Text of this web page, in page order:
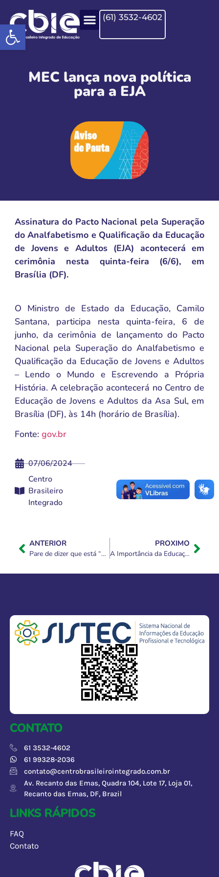
Open toolbar
(61) 3532-4602
MEC lança nova política
para a EJA
Assinatura do Pacto Nacional pela Superação
do Analfabetismo e Qualificação da Educação
de Jovens e Adultos (EJA) acontecerá em
cerimônia nesta quinta-feira (6/6), em
Brasília (DF).
O Ministro de Estado da Educação, Camilo
Santana, participa nesta quinta-feira, 6 de
junho, da cerimônia de lançamento do Pacto
Nacional pela Superação do Analfabetismo e
Qualificação da Educação de Jovens e Adultos
– Lendo o Mundo e Escrevendo a Própria
História. A celebração acontecerá no Centro de
Educação de Jovens e Adultos da Asa Sul, em
Brasília (DF), às 14h (horário de Brasília).
Fonte: gov.br
07/06/2024
Centro
Brasileiro
Integrado
ANTERIOR
Pare de dizer que está “na correria”: 5 passos para uma semana produtiva e tranquila
PROXIMO
A Importância da Educação à Distância no País para a Transformação Social
CONTATO
61 3532-4602
61 99328-2036
contato@centrobrasileirointegrado.com.br
Av. Recanto das Emas, Quadra 104, Lote 17, Loja 01,
Recanto das Emas, DF, Brazil
LINKS RÁPIDOS
FAQ
Contato